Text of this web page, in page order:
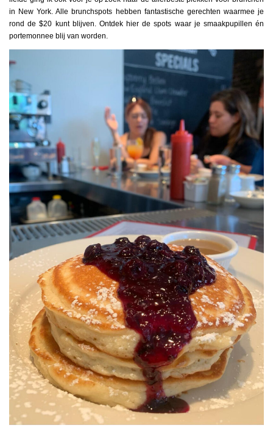
in New York. Alle brunchspots hebben fantastische gerechten waarmee je
rond de $20 kunt blijven. Ontdek hier de spots waar je smaakpupillen én
portemonnee blij van worden.